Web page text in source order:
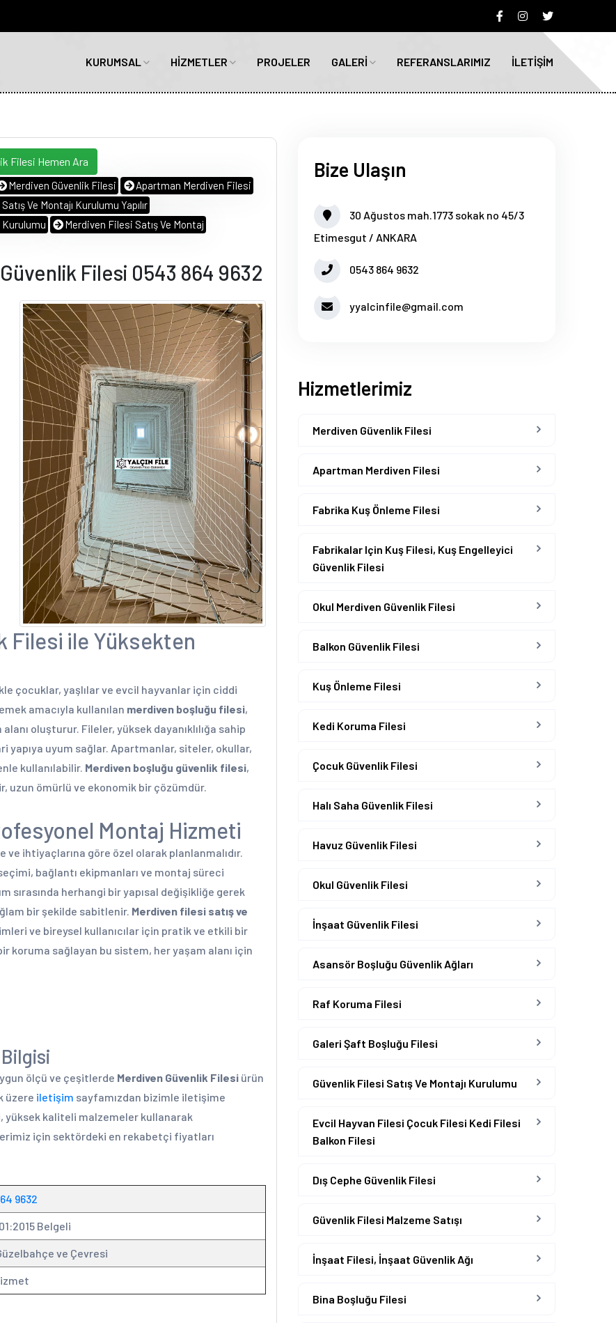
KURUMSAL HİZMETLER PROJELER GALERİ REFERANSLARIMIZ İLETİŞİM
Filesi Hemen Ara
Merdiven Güvenlik Filesi
Apartman Merdiven Filesi
Ve Montajı Kurulumu Yapılır
Merdiven Filesi Satış Ve Montaj
Filesi 0543 864 9632
Filesi ile Yüksekten
çocuklar, yaşlılar ve evcil hayvanlar için ciddi
amacıyla kullanılan merdiven boşluğu filesi,
oluşturur. Fileler, yüksek dayanıklılığa sahip
uyum sağlar. Apartmanlar, siteler, okullar,
kullanılabilir. Merdiven boşluğu güvenlik filesi,
uzun ömürlü ve ekonomik bir çözümdür.
Montaj Hizmeti
ve ihtiyaçlarına göre özel olarak planlanmalıdır.
bağlantı ekipmanları ve montaj süreci
sırasında herhangi bir yapısal değişikliğe gerek
bir şekilde sabitlenir. Merdiven filesi satış ve
ve bireysel kullanıcılar için pratik ve etkili bir
koruma sağlayan bu sistem, her yaşam alanı için
ölçü ve çeşitlerde Merdiven Güvenlik Filesi ürün
üzere iletişim sayfamızdan bizimle iletişime
yüksek kaliteli malzemeler kullanarak
için sektördeki en rekabetçi fiyatları
9632
Belgeli
ve Çevresi
Bize Ulaşın
30 Ağustos mah.1773 sokak no 45/3
Etimesgut / ANKARA
0543 864 9632
yyalcinfile@gmail.com
Hizmetlerimiz
Merdiven Güvenlik Filesi
Apartman Merdiven Filesi
Fabrika Kuş Önleme Filesi
Fabrikalar Için Kuş Filesi, Kuş Engelleyici
Güvenlik Filesi
Okul Merdiven Güvenlik Filesi
Balkon Güvenlik Filesi
Kuş Önleme Filesi
Kedi Koruma Filesi
Çocuk Güvenlik Filesi
Halı Saha Güvenlik Filesi
Havuz Güvenlik Filesi
Okul Güvenlik Filesi
İnşaat Güvenlik Filesi
Asansör Boşluğu Güvenlik Ağları
Raf Koruma Filesi
Galeri Şaft Boşluğu Filesi
Güvenlik Filesi Satış Ve Montajı Kurulumu
Evcil Hayvan Filesi Çocuk Filesi Kedi Filesi
Balkon Filesi
Dış Cephe Güvenlik Filesi
Güvenlik Filesi Malzeme Satışı
İnşaat Filesi, İnşaat Güvenlik Ağı
Bina Boşluğu Filesi